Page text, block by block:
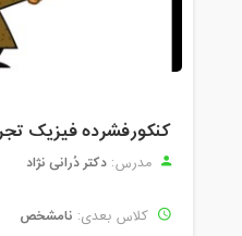
کنکورفشرده فیزیک
مدرس: دکتر دُرانی نژاد
کلاس بعدی: نامشخص